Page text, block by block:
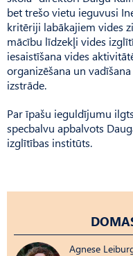
bet trešo vietu ieguvusi
kritēriji labākajiem vides
mācību līdzekļi vides
iesaistīšana vides
organizēšana un
izstrāde.
Par īpašu ieguldījumu
specbalvu apbalvots
izglītības institūts.
Agnese